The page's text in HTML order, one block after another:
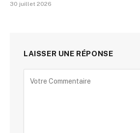
30 juillet 2026
LAISSER UNE RÉPONSE